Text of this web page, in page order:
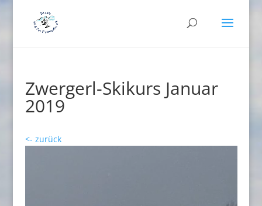
Zwergerl-Skikurs Januar
2019
<- zurück